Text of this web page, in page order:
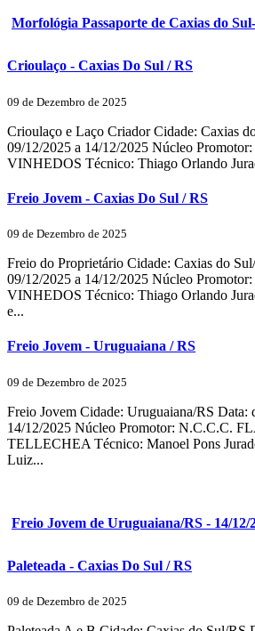
Morfológia Passaporte de Caxias do
Crioulaço - Caxias Do Sul / RS
09 de Dezembro de 2025
Crioulaço e Laço Criador Cidade: Caxias
09/12/2025 a 14/12/2025 Núcleo
VINHEDOS Técnico: Thiago Orlando
Freio Jovem - Caxias Do Sul / RS
09 de Dezembro de 2025
Freio do Proprietário Cidade: Caxias do
09/12/2025 a 14/12/2025 Núcleo
VINHEDOS Técnico: Thiago Orlando
e...
Freio Jovem - Uruguaiana / RS
09 de Dezembro de 2025
Freio Jovem Cidade: Uruguaiana/RS Data:
14/12/2025 Núcleo Promotor: N.C.C.C.
TELLECHEA Técnico: Manoel Pons
Luiz...
Freio Jovem de Uruguaiana/RS - 14/12/
Paleteada - Caxias Do Sul / RS
09 de Dezembro de 2025